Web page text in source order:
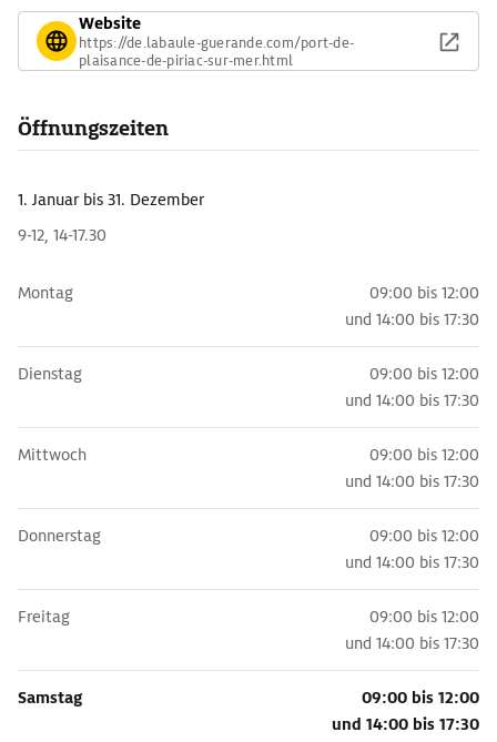
Website
https://de.labaule-guerande.com/port-de-
plaisance-de-piriac-sur-mer.html
Öffnungszeiten
1. Januar bis 31. Dezember
9-12, 14-17.30
Montag
09:00 bis 12:00
und 14:00 bis 17:30
Dienstag
09:00 bis 12:00
und 14:00 bis 17:30
Mittwoch
09:00 bis 12:00
und 14:00 bis 17:30
Donnerstag
09:00 bis 12:00
und 14:00 bis 17:30
Freitag
09:00 bis 12:00
und 14:00 bis 17:30
Samstag
09:00 bis 12:00
und 14:00 bis 17:30